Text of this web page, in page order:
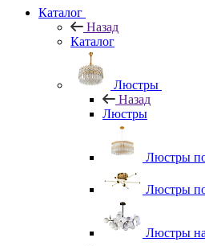
Каталог
Назад
Каталог
Люстры
Назад
Люстры
Люстры
Люстры
Люстры